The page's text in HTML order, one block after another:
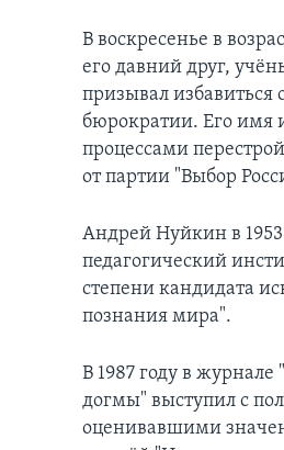
В воскресенье в
его давний друг,
призывал избавиться
бюрократии. Его имя
процессами
от партии "Выбор
Андрей Нуйкин в
педагогический
степени кандидата
познания мира".
В 1987 году в
догмы" выступил с
оценивавшими